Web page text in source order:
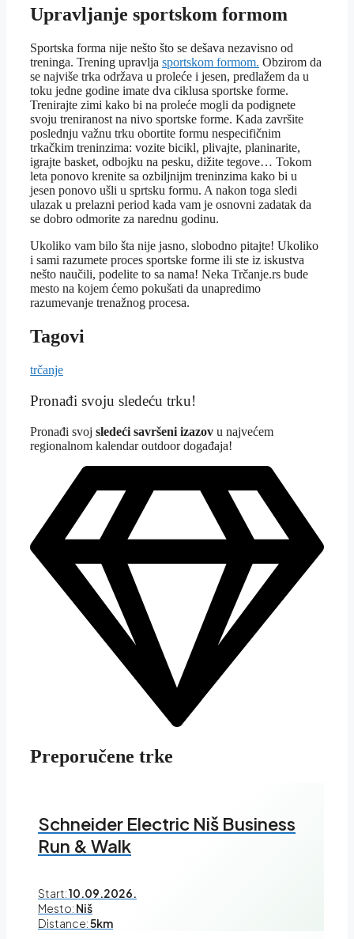
Upravljanje sportskom formom
Sportska forma nije nešto što se dešava nezavisno od
treninga. Trening upravlja sportskom formom. Obzirom da
se najviše trka održava u proleće i jesen, predlažem da u
toku jedne godine imate dva ciklusa sportske forme.
Trenirajte zimi kako bi na proleće mogli da podignete
svoju treniranost na nivo sportske forme. Kada završite
poslednju važnu trku obortite formu nespecifičnim
trkačkim treninzima: vozite bicikl, plivajte, planinarite,
igrajte basket, odbojku na pesku, dižite tegove… Tokom
leta ponovo krenite sa ozbiljnijm treninzima kako bi u
jesen ponovo ušli u sprtsku formu. A nakon toga sledi
ulazak u prelazni period kada vam je osnovni zadatak da
se dobro odmorite za narednu godinu.
Ukoliko vam bilo šta nije jasno, slobodno pitajte! Ukoliko
i sami razumete proces sportske forme ili ste iz iskustva
nešto naučili, podelite to sa nama! Neka Trčanje.rs bude
mesto na kojem ćemo pokušati da unapredimo
razumevanje trenažnog procesa.
Tagovi
trčanje
Pronađi svoju sledeću trku!
Pronađi svoj sledeći savršeni izazov u najvećem
regionalnom kalendar outdoor događaja!
Preporučene trke
Schneider Electric Niš Business
Run & Walk
Start:10.09.2026.
Mesto: Niš
Distance:5km